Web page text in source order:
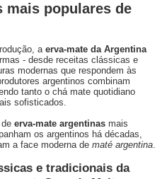
mais populares de
a erva-mate da Argentina
- desde receitas clássicas e
modernas que respondem às
argentinos combinam
tanto o chá mate quotidiano
sofisticados.
erva-mate argentinas mais
os argentinos há décadas,
a face moderna de maté argentina.
e tradicionais da